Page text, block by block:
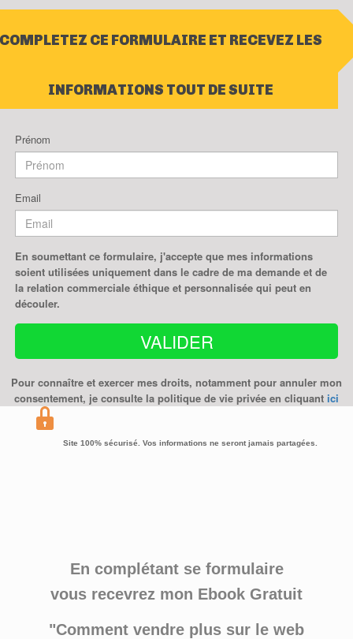
COMPLETEZ CE FORMULAIRE ET RECEVEZ LES
INFORMATIONS TOUT DE SUITE
Prénom
Email
En soumettant ce formulaire, j'accepte que mes informations
soient utilisées uniquement dans le cadre de ma demande et de
la relation commerciale éthique et personnalisée qui peut en
découler.
VALIDER
Pour connaître et exercer mes droits, notamment pour annuler mon
consentement, je consulte la politique de vie privée en cliquant ici
Site 100% sécurisé. Vos informations ne seront jamais partagées.
En complétant se formulaire
vous recevrez mon Ebook Gratuit
"Comment vendre plus sur le web